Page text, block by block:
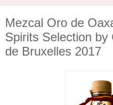
Mezcal Oro de
Spirits Selection by
de Bruxelles 2017